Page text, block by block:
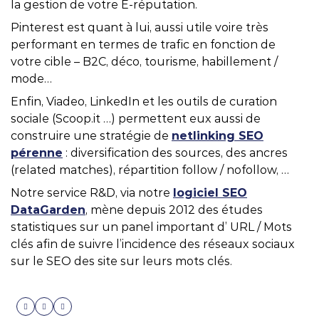
la gestion de votre E-réputation.
Pinterest est quant à lui, aussi utile voire très
performant en termes de trafic en fonction de
votre cible – B2C, déco, tourisme, habillement /
mode…
Enfin, Viadeo, LinkedIn et les outils de curation
sociale (Scoop.it …) permettent eux aussi de
construire une stratégie de netlinking SEO
pérenne : diversification des sources, des ancres
(related matches), répartition follow / nofollow, …
Notre service R&D, via notre logiciel SEO
DataGarden, mène depuis 2012 des études
statistiques sur un panel important d’ URL / Mots
clés afin de suivre l’incidence des réseaux sociaux
sur le SEO des site sur leurs mots clés.